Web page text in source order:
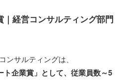
経営コンサルティング部門
ンサルティングは、
ト企業賞」として、従業員数～5